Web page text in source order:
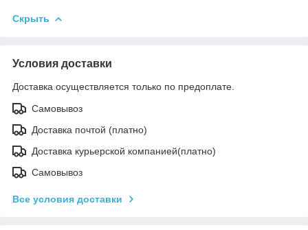
Скрыть
Условия доставки
Доставка осуществляется только по предоплате.
Самовывоз
Доставка почтой (платно)
Доставка курьерской компанией(платно)
Самовывоз
Все условия доставки